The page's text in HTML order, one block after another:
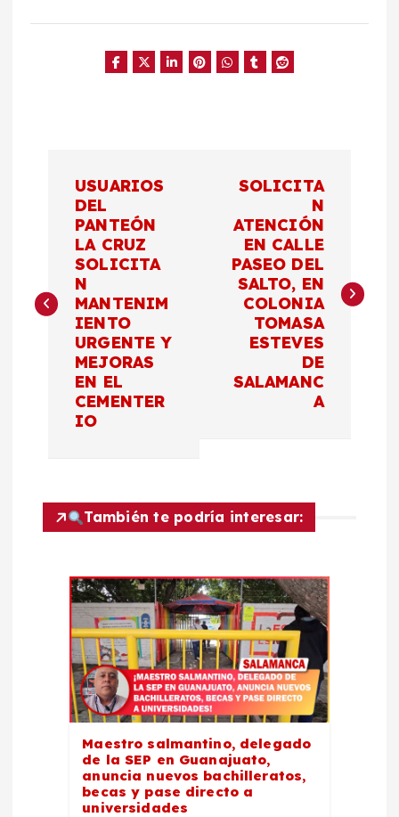
e
ó
USUARIOS
DEL
PANTEÓN
LA CRUZ
SOLICITA
N
MANTENIM
IENTO
URGENTE Y
MEJORAS
EN EL
CEMENTER
IO
SOLICITA
N
ATENCIÓN
EN CALLE
PASEO DEL
SALTO, EN
COLONIA
TOMASA
ESTEVES
DE
SALAMANC
A
También te podría interesar:
Maestro salmantino, delegado
de la SEP en Guanajuato,
anuncia nuevos bachilleratos,
becas y pase directo a
universidades